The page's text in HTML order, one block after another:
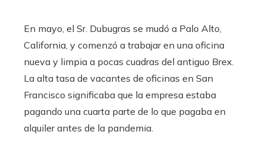
En mayo, el Sr. Dubugras se mudó a Palo Alto,
California, y comenzó a trabajar en una oficina
nueva y limpia a pocas cuadras del antiguo Brex.
La alta tasa de vacantes de oficinas en San
Francisco significaba que la empresa estaba
pagando una cuarta parte de lo que pagaba en
alquiler antes de la pandemia.